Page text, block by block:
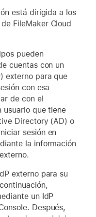
está dirigida a los
FileMaker Cloud
pueden
cuentas con un
externo para que
con esa
de con el
usuario que tiene
Directory (AD) o
sesión en
la información
externo para su
un IdP
Después,